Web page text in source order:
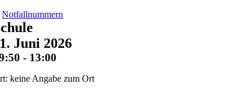
Notfallnummern
Juni 2026
- 13:00
keine Angabe zum Ort